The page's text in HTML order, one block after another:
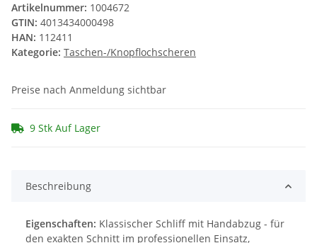
Artikelnummer: 1004672
GTIN: 4013434000498
HAN: 112411
Kategorie: Taschen-/Knopflochscheren
Preise nach Anmeldung sichtbar
9 Stk Auf Lager
Beschreibung
Eigenschaften: Klassischer Schliff mit Handabzug - für
den exakten Schnitt im professionellen Einsatz,